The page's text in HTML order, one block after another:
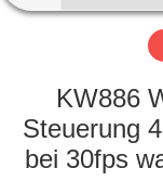
ÜBER
KW886
Steuerung
bei 30fps